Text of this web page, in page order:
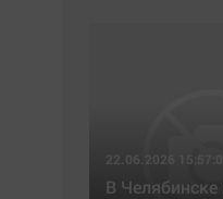
22.06.2026 15:57:04
В